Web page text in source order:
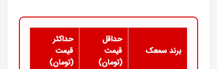
برند سمعک
حداقل
قیمت
(تومان)
حداکثر
قیمت
(تومان)